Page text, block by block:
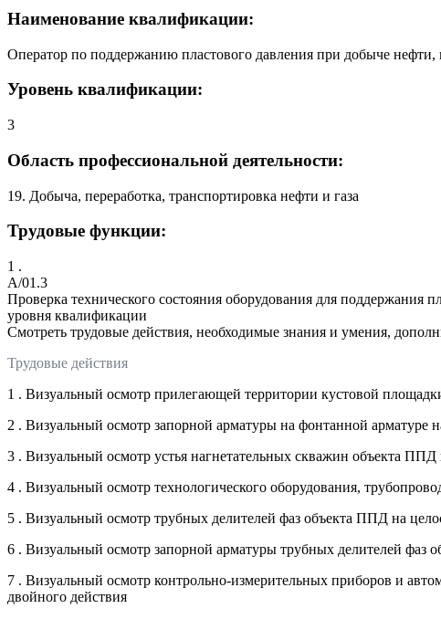
Наименование квалификации:
Оператор по поддержанию пластового давления при добыче нефти,
Уровень квалификации:
3
Область профессиональной деятельности:
19. Добыча, переработка, транспортировка нефти и газа
Трудовые функции:
1 .
A/01.3
Проверка технического состояния оборудования для поддержания
уровня квалификации
Смотреть трудовые действия, необходимые знания и умения,
Трудовые действия
1 . Визуальный осмотр прилегающей территории кустовой
2 . Визуальный осмотр запорной арматуры на фонтанной арматуре
3 . Визуальный осмотр устья нагнетательных скважин объекта ППД
4 . Визуальный осмотр технологического оборудования,
5 . Визуальный осмотр трубных делителей фаз объекта ППД на
6 . Визуальный осмотр запорной арматуры трубных делителей фаз
7 . Визуальный осмотр контрольно-измерительных приборов и
двойного действия